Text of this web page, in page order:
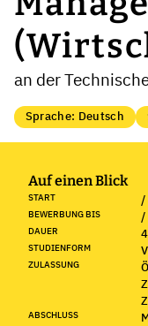
an der
Sprache: Deutsch
Auf einen Blick
START /
BEWERBUNG BIS /
DAUER
STUDIENFORM
ZULASSUNG
ABSCHLUSS